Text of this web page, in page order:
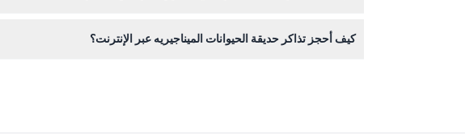
كيف أحجز تذاكر حديقة الحيوانات الميناجيريه عبر الإنترنت؟